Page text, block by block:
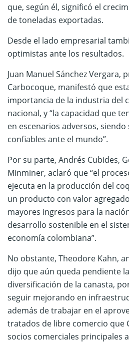
que, según él, significó el
de toneladas exportadas.
Desde el lado empresarial
optimistas ante los resultados.
Juan Manuel Sánchez Vergara,
Carbocoque, manifestó que
importancia de la industria del
nacional, y “la capacidad que
en escenarios adversos,
confiables ante el mundo”.
Por su parte, Andrés Cubides,
Minminer, aclaró que “el
ejecuta en la producción del
un producto con valor
mayores ingresos para la
desarrollo sostenible en el
economía colombiana”.
No obstante, Theodore Kahn,
dijo que aún queda pendiente
diversificación de la canasta,
seguir mejorando en
además de trabajar en el
tratados de libre comercio que
socios comerciales principales